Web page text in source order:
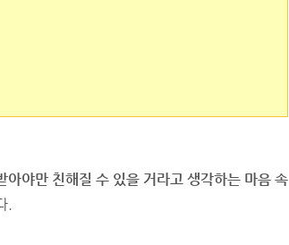
아야만 친해질 수 있을 거라고 생각하는 마음 속
.